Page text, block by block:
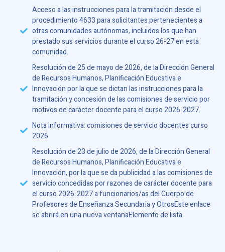
Acceso a las instrucciones para la tramitación desde el
procedimiento 4633 para solicitantes pertenecientes a
otras comunidades autónomas, incluidos los que han
prestado sus servicios durante el curso 26-27 en esta
comunidad.
Resolución de 25 de mayo de 2026, de la Dirección General
de Recursos Humanos, Planificación Educativa e
Innovación por la que se dictan las instrucciones para la
tramitación y concesión de las comisiones de servicio por
motivos de carácter docente para el curso 2026-2027.
Nota informativa: comisiones de servicio docentes curso
2026
Resolución de 23 de julio de 2026, de la Dirección General
de Recursos Humanos, Planificación Educativa e
Innovación, por la que se da publicidad a las comisiones de
servicio concedidas por razones de carácter docente para
el curso 2026-2027 a funcionarios/as del Cuerpo de
Profesores de Enseñanza Secundaria y OtrosEste enlace
se abrirá en una nueva ventanaElemento de lista